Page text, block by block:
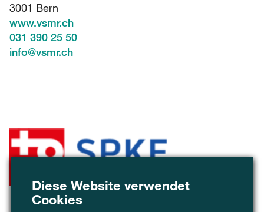
3001 Bern
www.vsmr.ch
031 390 25 50
info@vsmr.ch
Diese Website verwendet
Cookies